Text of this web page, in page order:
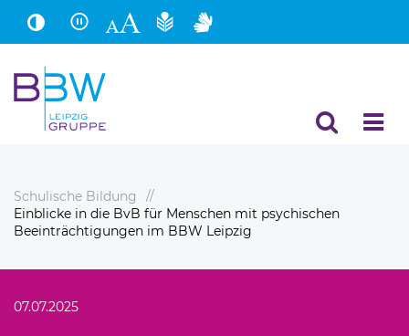
Hauptinhalt
Fußbereich
Schulische Bildung
Einblicke in die BvB für Menschen mit psychischen
Beeinträchtigungen im BBW Leipzig
07.07.2025